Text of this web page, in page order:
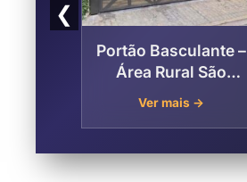
❮
Portão Basculante –
Área Rural São
José Campos , São
José dos Campos
Ver mais →